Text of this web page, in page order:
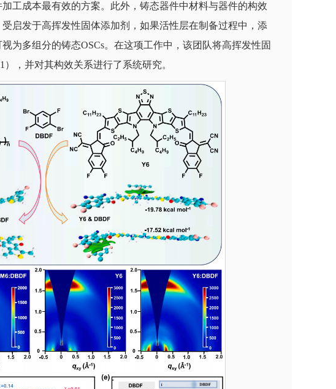
工成本最有效的方案。此外，铸态器件中材料与器件的构效
启发于高挥发性固体添加剂，如果活性层在制备过程中，添
为多组分的铸态OSCs。在这项工作中，该团队将高挥发性固
，并对其构效关系进行了系统研究。